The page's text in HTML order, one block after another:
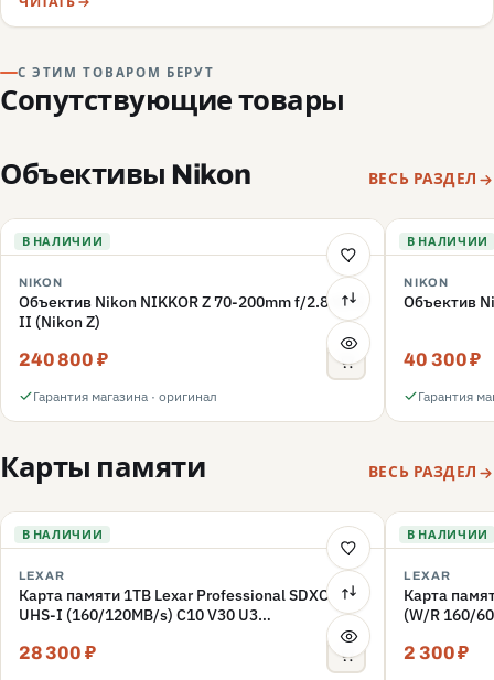
говорят о подделке или сером импорте.
С ЭТИМ ТОВАРОМ БЕРУТ
Сопутствующие товары
Объективы Nikon ВЕСЬ РАЗДЕЛ
В НАЛИЧИИ
NIKON
Объектив Nikon NIKKOR Z 70-200mm f/2.8 VR S
II (Nikon Z)
240 800 ₽
Гарантия магазина · оригинал
В НАЛИЧИИ
NIKON
Объектив
40 300 ₽
Гарантия
Карты памяти ВЕСЬ РАЗДЕЛ
В НАЛИЧИИ
LEXAR
Карта памяти 1TB Lexar Professional SDXC
UHS-I (160/120MB/s) C10 V30 U3
28 300 ₽
В НАЛИЧИИ
LEXAR
Карта
(W/R 160/
2 300 ₽